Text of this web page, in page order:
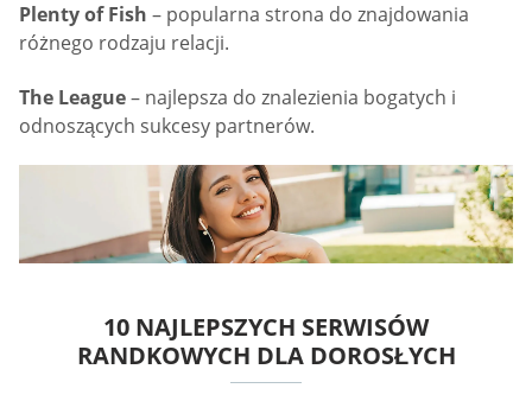
Plenty of Fish – popularna strona do znajdowania
różnego rodzaju relacji.
The League– najlepsza do znalezienia bogatych i
odnoszących sukcesy partnerów.
10 NAJLEPSZYCH SERWISÓW
RANDKOWYCH DLA DOROSŁYCH